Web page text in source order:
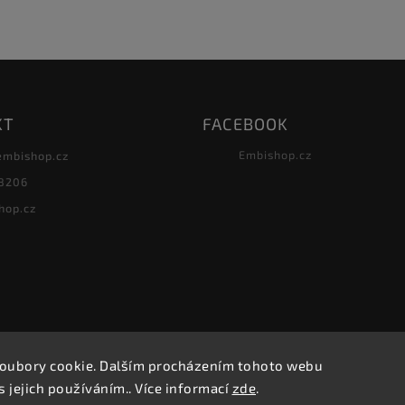
cookie. Dalším procházením tohoto webu
jejich používáním.. Více informací zde.
FACEBOOK
Embishop.cz
Copyright 2026Embishop.cz. Všechna práva vyhrazena.
VytvořilShoptet | DesignShoptak.cz.